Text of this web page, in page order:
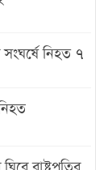
নিহত ৭